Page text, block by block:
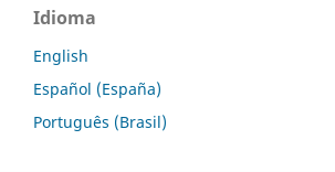
Idioma
English
Español (España)
Português (Brasil)